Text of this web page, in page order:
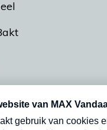
vrijdag- en